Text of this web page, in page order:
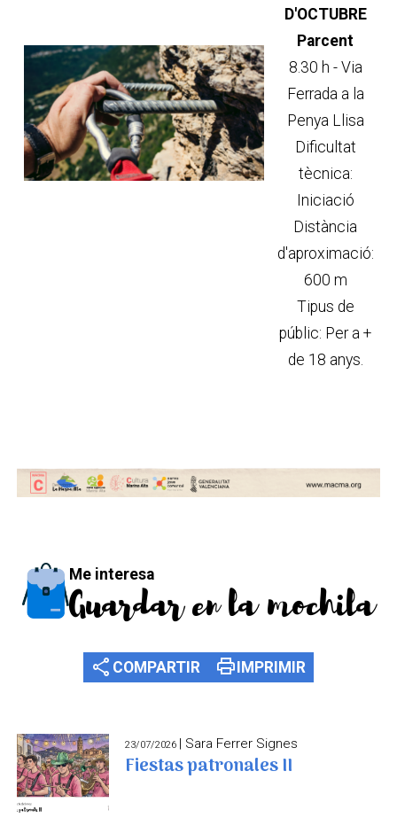
D'OCTUBRE
Parcent
8.30 h - Via
Ferrada a la
Penya Llisa
Dificultat
tècnica:
Iniciació
Distància
d'aproximació:
600 m
Tipus de
públic: Per a +
de 18 anys.
Me interesa
Guardar en la mochila
share COMPARTIR print IMPRIMIR
23/07/2026 | Sara Ferrer Signes
Fiestas patronales II